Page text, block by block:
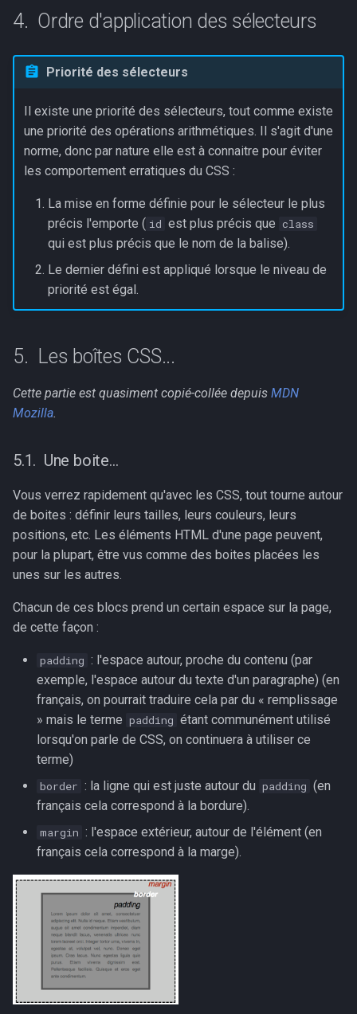
Ordre d'application des sélecteurs
Priorité des sélecteurs
Il existe une priorité des sélecteurs, tout comme existe
une priorité des opérations arithmétiques. Il s'agit d'une
norme, donc par nature elle est à connaitre pour éviter
les comportement erratiques du CSS :
La mise en forme définie pour le sélecteur le plus
précis l'emporte ( id est plus précis que class
qui est plus précis que le nom de la balise).
Le dernier défini est appliqué lorsque le niveau de
priorité est égal.
Les boîtes CSS...
Cette partie est quasiment copié-collée depuis MDN
Mozilla.
Une boite...
Vous verrez rapidement qu'avec les CSS, tout tourne autour
de boites : définir leurs tailles, leurs couleurs, leurs
positions, etc. Les éléments HTML d'une page peuvent,
pour la plupart, être vus comme des boites placées les
unes sur les autres.
Chacun de ces blocs prend un certain espace sur la page,
de cette façon :
padding : l'espace autour, proche du contenu (par
exemple, l'espace autour du texte d'un paragraphe) (en
français, on pourrait traduire cela par du « remplissage
» mais le terme padding étant communément utilisé
lorsqu'on parle de CSS, on continuera à utiliser ce
terme)
border : la ligne qui est juste autour du padding (en
français cela correspond à la bordure).
margin : l'espace extérieur, autour de l'élément (en
français cela correspond à la marge).